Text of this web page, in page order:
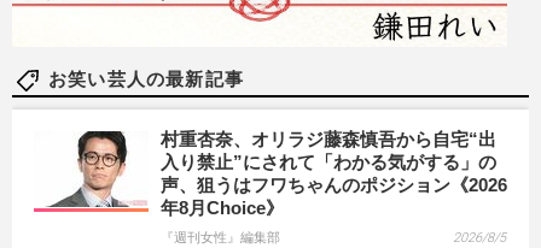
お笑い芸人の最新記事
村重杏奈、オリラジ藤森慎吾から自宅“出
入り禁止”にされて「わかる気がする」の
声、狙うはフワちゃんのポジション《2026
年8月Choice》
『週刊女性』編集部 2026/8/5